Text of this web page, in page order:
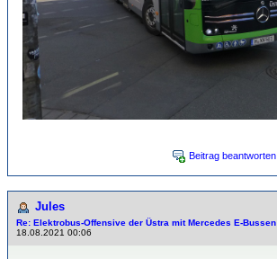
Beitrag beantworten
Jules
Re: Elektrobus-Offensive der Üstra mit Mercedes E-Bussen
18.08.2021 00:06